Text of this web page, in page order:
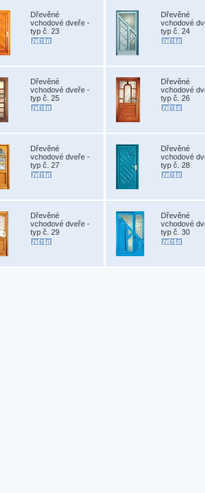
Dřevěné
vchodové dveře -
typ č. 23
Dřevěné
vchodové
typ č. 24
Dřevěné
vchodové dveře -
typ č. 25
Dřevěné
vchodové
typ č. 26
Dřevěné
vchodové dveře -
typ č. 27
Dřevěné
vchodové
typ č. 28
Dřevěné
vchodové dveře -
typ č. 29
Dřevěné
vchodové
typ č. 30